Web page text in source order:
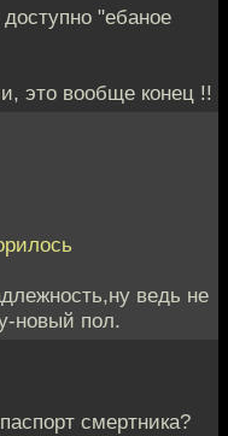
"ебаное
это вообще конец !!
ведь не
новый пол.
смертника?